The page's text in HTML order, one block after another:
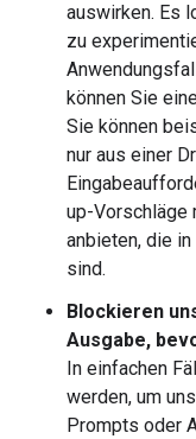
auswirken. Es
zu
können Sie
Sie können
nur aus einer
up-Vorschläge
anbieten, die
sind.
Blockieren
Ausgabe,
In einfachen
werden, um
Prompts oder